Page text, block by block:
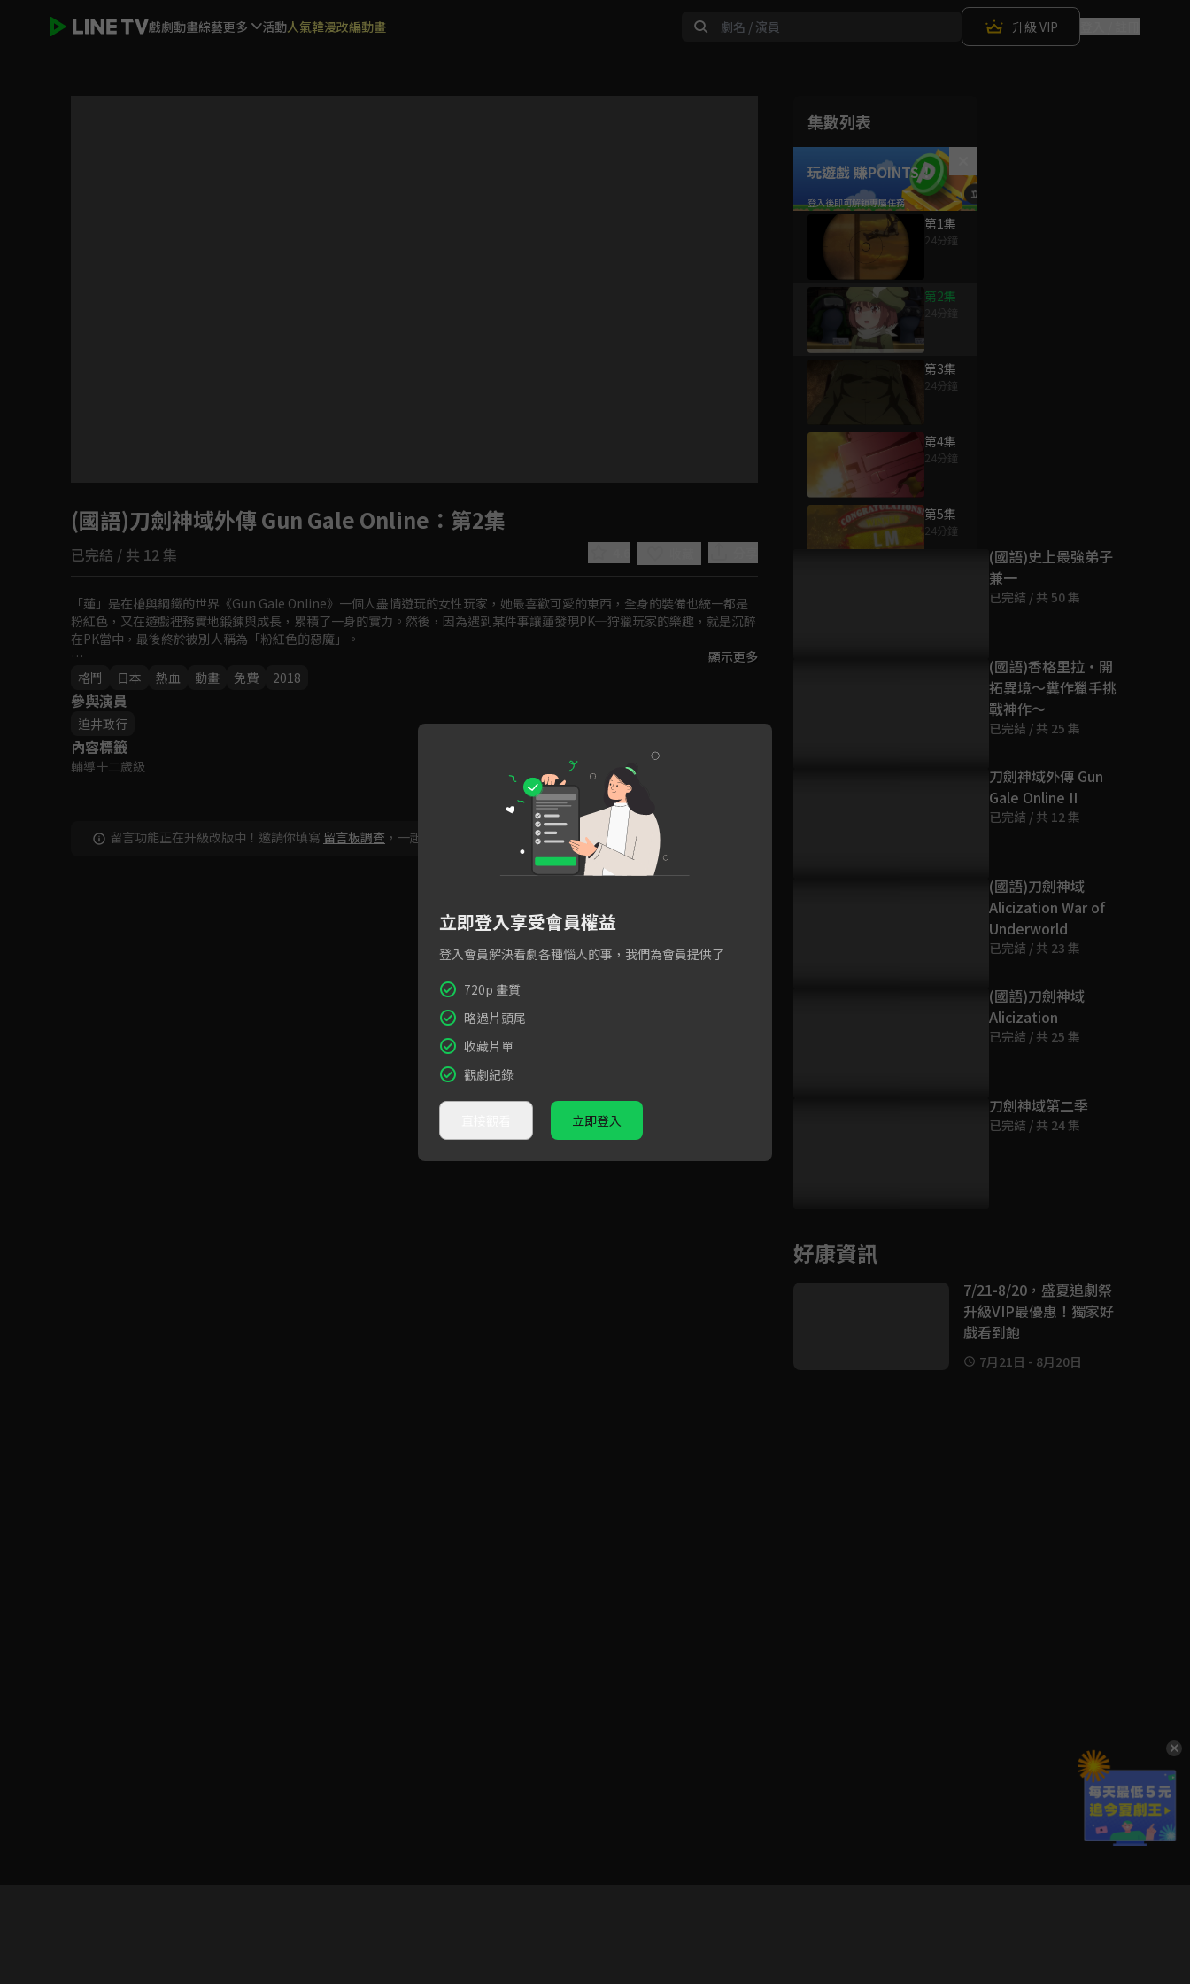
戲劇動畫綜藝更多 活動人氣韓漫改編動畫 升級 VIP
如有不便請見諒
集數列表
玩遊戲 賺POINTS！
第1集
24分鐘
第2集
第3集
24分鐘
第4集
24分鐘
第5集
24分鐘
(國語)刀劍神域外傳 Gun Gale Online ：第2集
已完結 / 共 12 集
「蓮」是在槍與鋼鐵的世界《Gun Gale Online》一個人盡情遊玩的女性玩家，她最喜歡可愛的東西，全身的裝備也統一都是
粉紅色，又在遊戲裡務實地鍛鍊與成長，累積了一身的實力。然後，因為遇到某件事讓蓮發現PK─狩獵玩家的樂趣，就是沉醉
在PK當中，最後終於被別人稱為「粉紅色的惡魔」。
如此的蓮，遇到了漂亮又神祕的玩家「Pitohui」，兩人意氣相投，她在Pitohui的建議下，參加了組隊混戰的活動「特攻強
襲」。
顯示更多
格鬥
日本 熱血 動畫 免費 2018
參與演員
迫井政行
內容標籤
輔導十二歲級
留言功能正在升級改版中！邀請你填寫 留言板調查 ，一起共創新版留言功能！
為您推薦
(國語)史上最強弟子
兼一
已完結 / 共 50 集
(國語)香格里拉・開
拓異境～糞作獵手挑
戰神作～
已完結 / 共 25 集
刀劍神域外傳 Gun
Gale Online II
已完結 / 共 12 集
(國語)刀劍神域
Alicization War of
Underworld
已完結 / 共 23 集
(國語)刀劍神域
Alicization
已完結 / 共 25 集
刀劍神域第二季
已完結 / 共 24 集
好康資訊
7/21-8/20，盛夏追劇祭
升級VIP最優惠！獨家好
戲看到飽
7月21日 - 8月20日
立即登入享受會員權益
登入會員解決看劇各種惱人的事，我們為會員提供了
720p 畫質
略過片頭尾
收藏片單
觀劇紀錄
立即登入